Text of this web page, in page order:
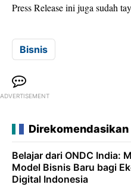
Press Release ini juga sudah
Bisnis
ADVERTISEMENT
Direkomendasikan
Belajar dari ONDC India:
Model Bisnis Baru bagi
Digital Indonesia